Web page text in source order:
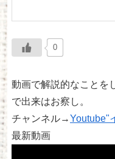
0
動画で解説的なことを
で出来はお察し。
チャンネル→Youtube"
最新動画